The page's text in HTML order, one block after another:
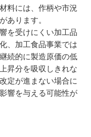
料には、作柄や市況
あります。
を受けにくい加工品
、加工食品事業では
続的に製造原価の低
昇分を吸収しきれな
定が進まない場合に
響を与える可能性が